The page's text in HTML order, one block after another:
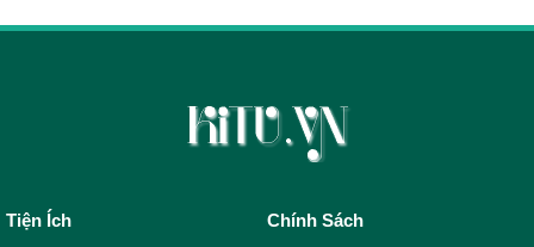
Tiện Ích Chính Sách